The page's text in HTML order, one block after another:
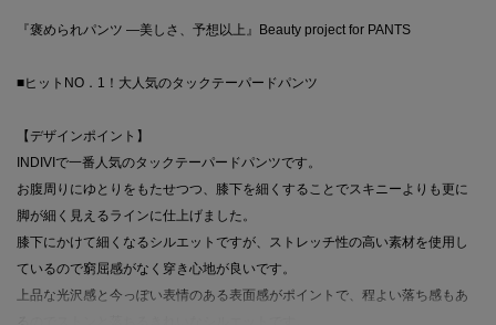
『褒められパンツ ―美しさ、予想以上』Beauty project for PANTS
■ヒットNO．1！大人気のタックテーパードパンツ
【デザインポイント】
INDIVIで一番人気のタックテーパードパンツです。
お腹周りにゆとりをもたせつつ、膝下を細くすることでスキニーよりも更に
脚が細く見えるラインに仕上げました。
膝下にかけて細くなるシルエットですが、ストレッチ性の高い素材を使用し
ているので窮屈感がなく穿き心地が良いです。
上品な光沢感と今っぽい表情のある表面感がポイントで、程よい落ち感もあ